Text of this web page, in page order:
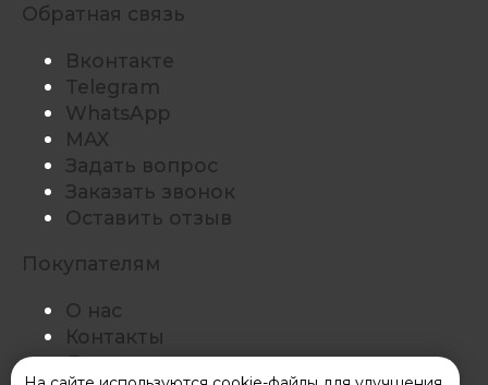
Обратная связь
Вконтакте
Telegram
WhatsApp
MAX
Задать вопрос
Заказать звонок
Оставить отзыв
Покупателям
О нас
Контакты
Доставка